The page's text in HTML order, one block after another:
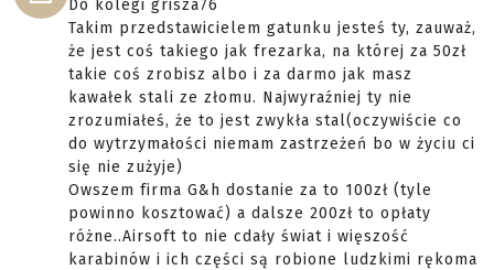
Do kolegi grisza76
Takim przedstawicielem gatunku jesteś ty, zauważ,
że jest coś takiego jak frezarka, na której za 50zł
takie coś zrobisz albo i za darmo jak masz
kawałek stali ze złomu. Najwyraźniej ty nie
zrozumiałeś, że to jest zwykła stal(oczywiście co
do wytrzymałości niemam zastrzeżeń bo w życiu ci
się nie zużyje)
Owszem firma G&h dostanie za to 100zł (tyle
powinno kosztować) a dalsze 200zł to opłaty
różne..Airsoft to nie cdały świat i więszość
karabinów i ich części są robione ludzkimi rękoma